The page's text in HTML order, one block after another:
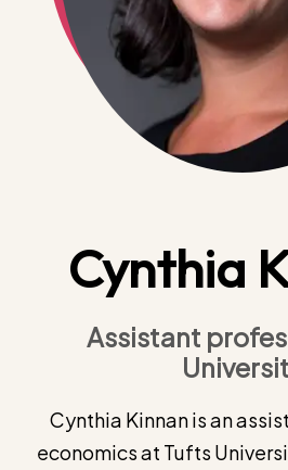
Cynthia
Assistant
Cynthia Kinnan is an
economics at Tufts